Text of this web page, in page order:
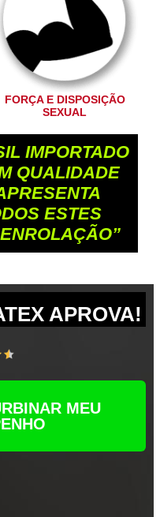
FORÇA E DISPOSIÇÃO
SEXUAL
IMPORTADO
QUALIDADE
ESTES
APROVA!
MEU